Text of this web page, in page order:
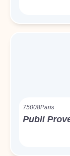
75008Paris
Publi